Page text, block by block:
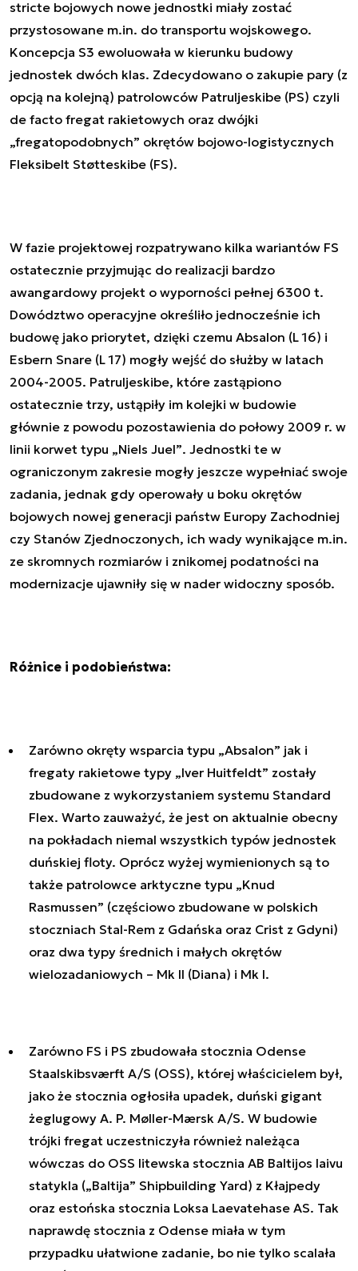
stricte bojowych nowe jednostki miały zostać
przystosowane m.in. do transportu wojskowego.
Koncepcja S3 ewoluowała w kierunku budowy
jednostek dwóch klas. Zdecydowano o zakupie pary (z
opcją na kolejną) patrolowców Patruljeskibe (PS) czyli
de facto fregat rakietowych oraz dwójki
„fregatopodobnych” okrętów bojowo-logistycznych
Fleksibelt Støtteskibe (FS).
W fazie projektowej rozpatrywano kilka wariantów FS
ostatecznie przyjmując do realizacji bardzo
awangardowy projekt o wyporności pełnej 6300 t.
Dowództwo operacyjne określiło jednocześnie ich
budowę jako priorytet, dzięki czemu Absalon (L 16) i
Esbern Snare (L 17) mogły wejść do służby w latach
2004-2005. Patruljeskibe, które zastąpiono
ostatecznie trzy, ustąpiły im kolejki w budowie
głównie z powodu pozostawienia do połowy 2009 r. w
linii korwet typu „Niels Juel”. Jednostki te w
ograniczonym zakresie mogły jeszcze wypełniać swoje
zadania, jednak gdy operowały u boku okrętów
bojowych nowej generacji państw Europy Zachodniej
czy Stanów Zjednoczonych, ich wady wynikające m.in.
ze skromnych rozmiarów i znikomej podatności na
modernizacje ujawniły się w nader widoczny sposób.
Różnice i podobieństwa:
Zarówno okręty wsparcia typu „Absalon” jak i
fregaty rakietowe typy „Iver Huitfeldt” zostały
zbudowane z wykorzystaniem systemu Standard
Flex. Warto zauważyć, że jest on aktualnie obecny
na pokładach niemal wszystkich typów jednostek
duńskiej floty. Oprócz wyżej wymienionych są to
także patrolowce arktyczne typu „Knud
Rasmussen” (częściowo zbudowane w polskich
stoczniach Stal-Rem z Gdańska oraz Crist z Gdyni)
oraz dwa typy średnich i małych okrętów
wielozadaniowych – Mk II (Diana) i Mk I.
Zarówno FS i PS zbudowała stocznia Odense
Staalskibsværft A/S (OSS), której właścicielem był,
jako że stocznia ogłosiła upadek, duński gigant
żeglugowy A. P. Møller-Mærsk A/S. W budowie
trójki fregat uczestniczyła również należąca
wówczas do OSS litewska stocznia AB Baltijos laivu
statykla („Baltija” Shipbuilding Yard) z Kłajpedy
oraz estońska stocznia Loksa Laevatehase AS. Tak
naprawdę stocznia z Odense miała w tym
przypadku ułatwione zadanie, bo nie tylko scalała